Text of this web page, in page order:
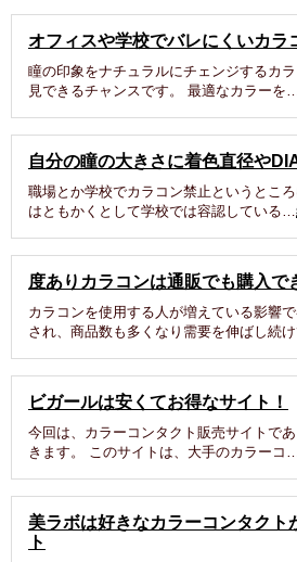
オフィスや学校でバレにくいカラ
瞳の印象をナチュラルにチェンジするカ
見できるチャンスです。 最適なカラーを
自分の瞳の大きさに着色直径や
職場とか学校でカラコン禁止というとこ
はともかくとして学校では容認している…
度ありカラコンは通販でも購入で
カラコンを使用する人が増えている影響
され、商品数も多くなり需要を伸ばし続
ビガールは安くてお得なサイト！
今回は、カラーコンタクト販売サイトで
きます。 このサイトは、大手のカラーコ
美ラボは好きなカラーコンタクト
ト